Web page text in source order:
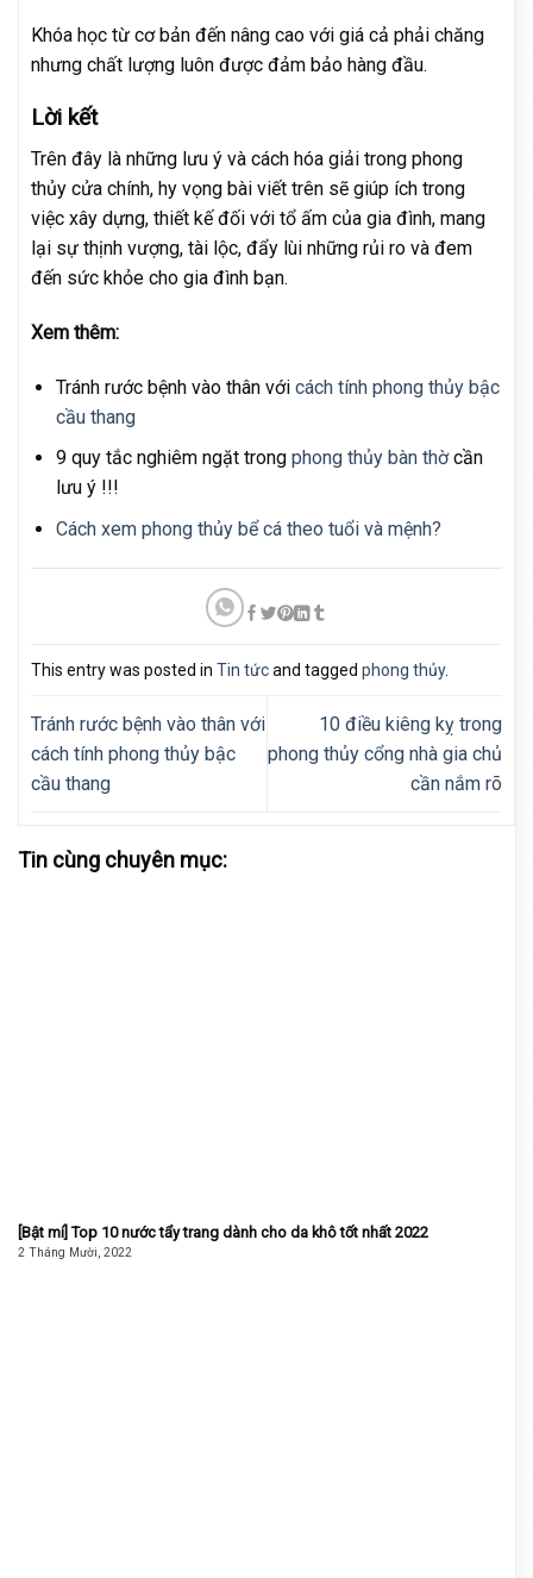
Khóa học từ cơ bản đến nâng cao với giá cả phải chăng
nhưng chất lượng luôn được đảm bảo hàng đầu.
Lời kết
Trên đây là những lưu ý và cách hóa giải trong phong
thủy cửa chính, hy vọng bài viết trên sẽ giúp ích trong
việc xây dựng, thiết kế đối với tổ ấm của gia đình, mang
lại sự thịnh vượng, tài lộc, đẩy lùi những rủi ro và đem
đến sức khỏe cho gia đình bạn.
Xem thêm:
Tránh rước bệnh vào thân với cách tính phong thủy bậc
cầu thang
9 quy tắc nghiêm ngặt trong phong thủy bàn thờcần
lưu ý !!!
Cách xem phong thủy bể cá theo tuổi và mệnh?
This entry was posted in Tin tứcand tagged phong thủy.
Tránh rước bệnh vào thân với
cách tính phong thủy bậc
cầu thang
10 điều kiêng kỵ trong
phong thủy cổng nhà gia chủ
cần nắm rõ
Tin cùng chuyên mục:
[Bật mí] Top 10 nước tẩy trang dành cho da khô tốt nhất 2022
2 Tháng Mười, 2022